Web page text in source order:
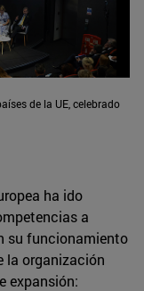
de la UE, celebrado
ha ido
a
su funcionamiento
la organización
expansión: